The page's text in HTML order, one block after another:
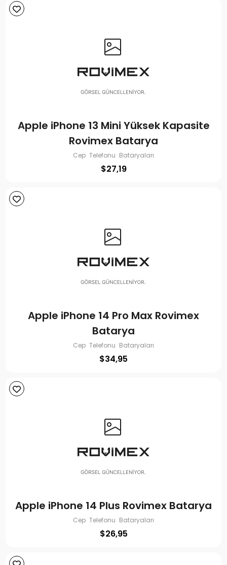
Apple iPhone 13 Mini Yüksek Kapasite
Rovimex Batarya
Cep Telefonu Bataryaları
$27,19
Apple iPhone 14 Pro Max Rovimex
Batarya
Cep Telefonu Bataryaları
$34,95
Apple iPhone 14 Plus Rovimex Batarya
Cep Telefonu Bataryaları
$26,95